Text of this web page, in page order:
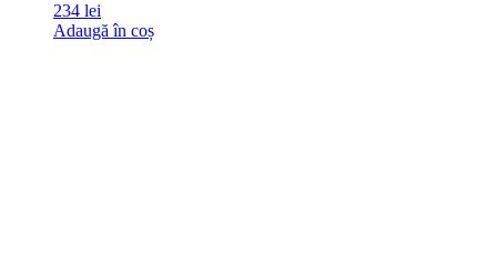
234 lei
Adaugă în coș